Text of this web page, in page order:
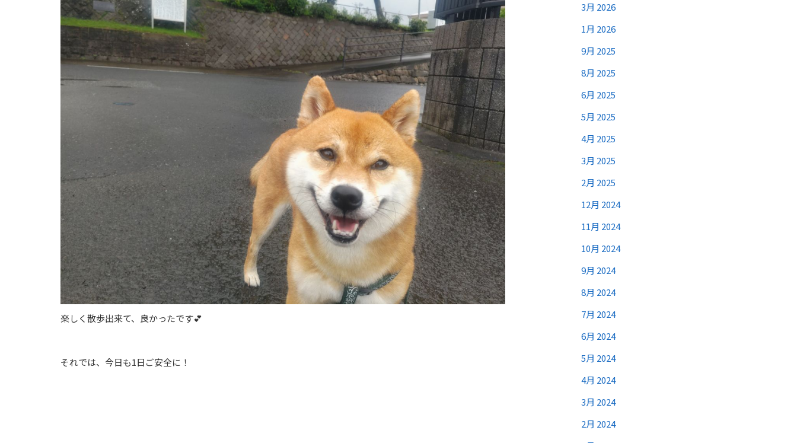
楽しく散歩出来て、良かったです💕
それでは、今日も1日ご安全に！
3月 2026
1月 2026
9月 2025
8月 2025
6月 2025
5月 2025
4月 2025
3月 2025
2月 2025
12月 2024
11月 2024
10月 2024
9月 2024
8月 2024
7月 2024
6月 2024
5月 2024
4月 2024
3月 2024
2月 2024